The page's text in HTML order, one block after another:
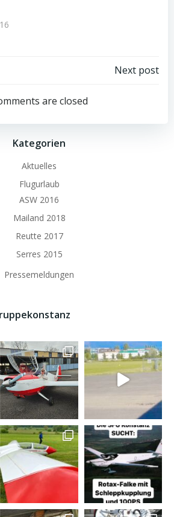
Beitrags-
Navigation
Next post
are closed
Kategorien
Aktuelles
Flugurlaub
ASW 2016
Mailand 2018
Reutte 2017
Serres 2015
Pressemeldungen